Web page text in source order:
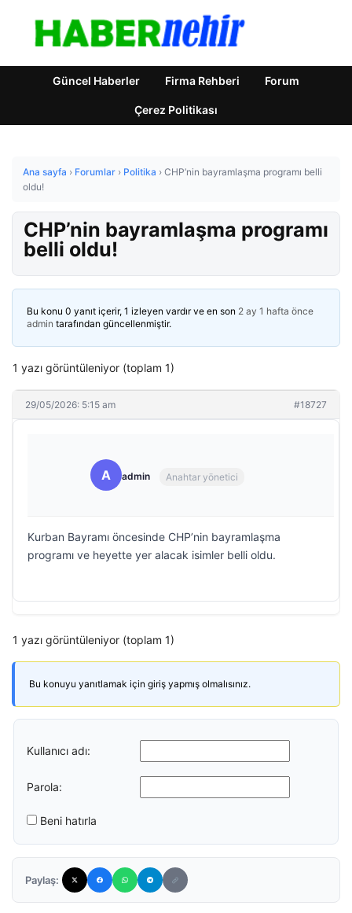
Güncel Haberler Firma Rehberi Forum
Çerez Politikası
Ana sayfa › Forumlar › Politika › CHP’nin bayramlaşma programı belli
oldu!
CHP’nin bayramlaşma programı
belli oldu!
Bu konu 0 yanıt içerir, 1 izleyen vardır ve en son 2 ay 1 hafta önce
admin tarafından güncellenmiştir.
1 yazı görüntüleniyor (toplam 1)
29/05/2026: 5:15 am #18727
A admin Anahtar yönetici
Kurban Bayramı öncesinde CHP’nin bayramlaşma
programı ve heyette yer alacak isimler belli oldu.
1 yazı görüntüleniyor (toplam 1)
Bu konuyu yanıtlamak için giriş yapmış olmalısınız.
Kullanıcı adı:
Parola:
Beni hatırla
Paylaş: